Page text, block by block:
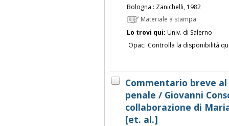
Bologna : Zanichelli, 1982
Materiale a stampa
Lo trovi qui: Univ. di Salerno
Opac: Controlla la disponibilità
Commentario breve
penale / Giovanni
collaborazione di
[et. al.]